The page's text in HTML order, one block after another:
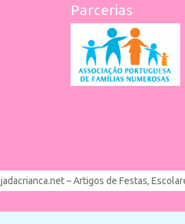
Parcerias
– Artigos de Festas,